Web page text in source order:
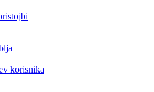
korisnika